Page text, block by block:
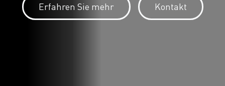
Erfahren Sie mehr Kontakt